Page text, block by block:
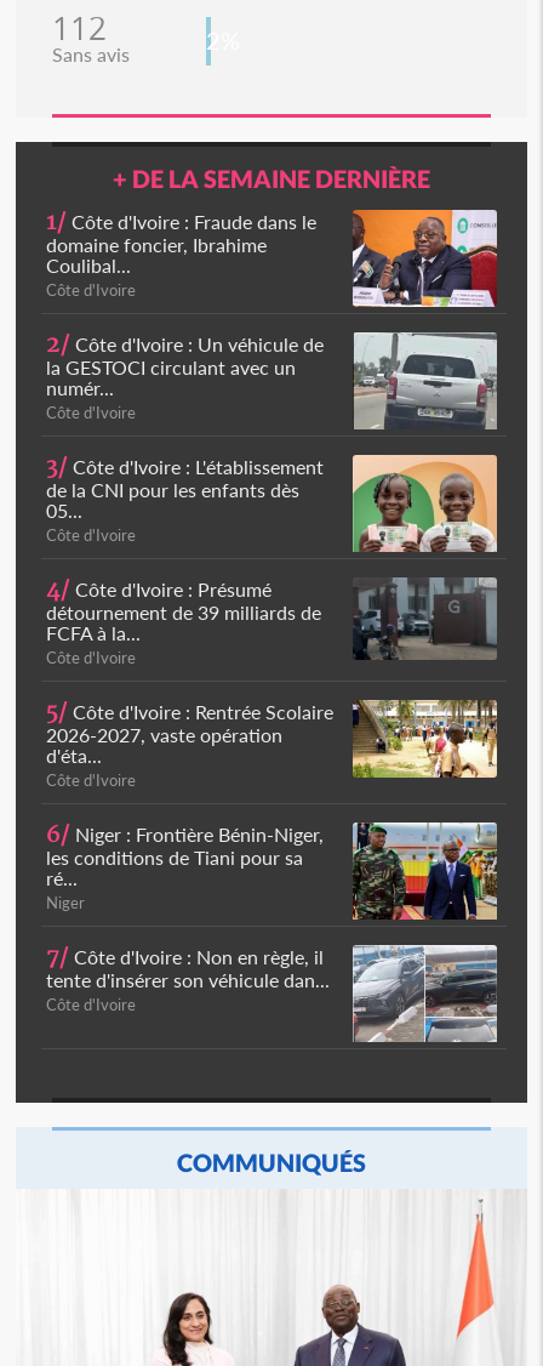
112
Sans avis 2%
+ DE LA SEMAINE DERNIÈRE
1/ Côte d'Ivoire : Fraude dans le
domaine foncier, Ibrahime
Coulibal...
Côte d'Ivoire
2/ Côte d'Ivoire : Un véhicule de
la GESTOCI circulant avec un
numér...
Côte d'Ivoire
3/ Côte d'Ivoire : L'établissement
de la CNI pour les enfants dès
05...
Côte d'Ivoire
4/ Côte d'Ivoire : Présumé
détournement de 39 milliards de
FCFA à la...
Côte d'Ivoire
5/ Côte d'Ivoire : Rentrée Scolaire
2026-2027, vaste opération
d'éta...
Côte d'Ivoire
6/ Niger : Frontière Bénin-Niger,
les conditions de Tiani pour sa
ré...
Niger
7/ Côte d'Ivoire : Non en règle, il
tente d'insérer son véhicule dan...
Côte d'Ivoire
COMMUNIQUÉS